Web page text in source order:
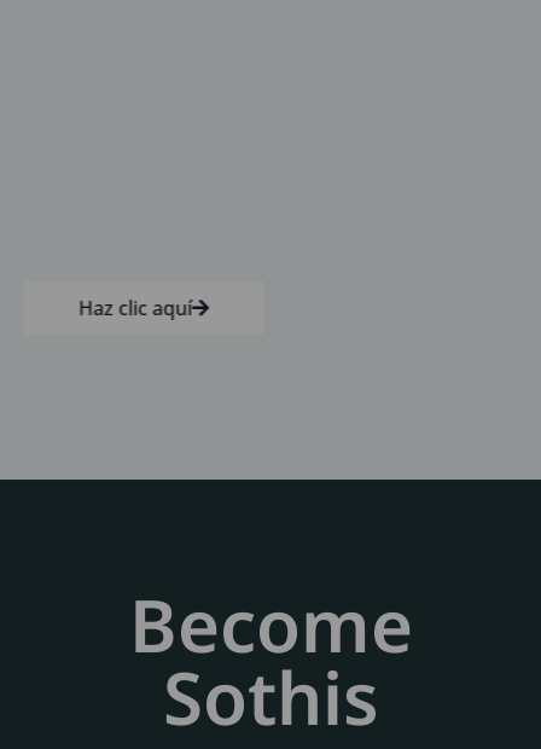
Haz clic aquí
Become
Sothis